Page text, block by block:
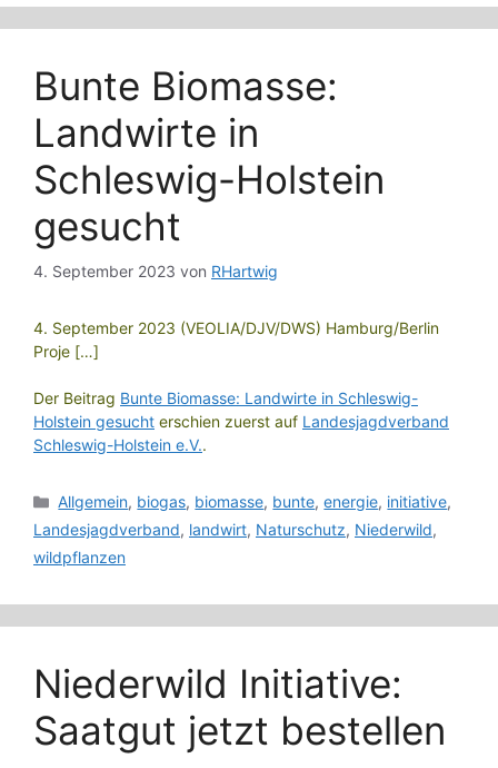
Bunte Biomasse:
Landwirte in
Schleswig-Holstein
gesucht
4. September 2023 von RHartwig
4. September 2023 (VEOLIA/DJV/DWS) Hamburg/Berlin
Proje […]
Der Beitrag Bunte Biomasse: Landwirte in Schleswig-
Holstein gesucht erschien zuerst auf Landesjagdverband
Schleswig-Holstein e.V..
Kategorien
Allgemein, biogas, biomasse, bunte,energie, initiative,
Landesjagdverband, landwirt, Naturschutz, Niederwild,
wildpflanzen
Niederwild Initiative:
Saatgut jetzt bestellen